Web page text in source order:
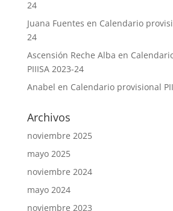
24
Juana Fuentes en Calendario
24
Ascensión Reche Alba en
PIIISA 2023-24
Anabel en Calendario provisional
Archivos
noviembre 2025
mayo 2025
noviembre 2024
mayo 2024
noviembre 2023